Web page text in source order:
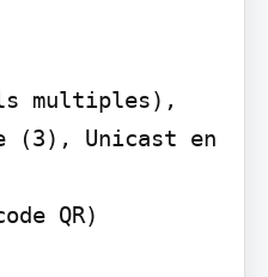
multiples),
(3), Unicast en
QR)